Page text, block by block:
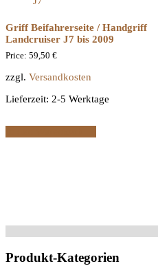
Griff Beifahrerseite / Handgriff
Landcruiser J7 bis 2009
Price: 59,50 €
zzgl. Versandkosten
Lieferzeit: 2-5 Werktage
Produkt-Kategorien